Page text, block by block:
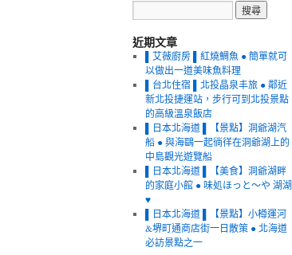
近期文章
▌艾薇廚房 ▌紅燒鯛魚 ● 簡單就可
以做出一道美味魚料理
▌台北住宿 ▌北投晶泉丰旅 ● 鄰近
新北投捷運站，步行可到北投景點
的高級溫泉飯店
▌日本北海道 ▌【景點】洞爺湖汽
船 ● 與海鷗一起徜徉在洞爺湖上的
中島觀光遊覽船
▌日本北海道 ▌【美食】洞爺湖畔
的家庭小館 ● 味処ほっと～や 湖湖
♥
▌日本北海道 ▌【景點】小樽運河
&堺町通商店街一日散策 ● 北海道
必訪景點之一